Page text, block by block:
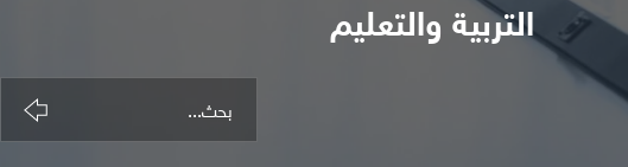
التربية والتعليم